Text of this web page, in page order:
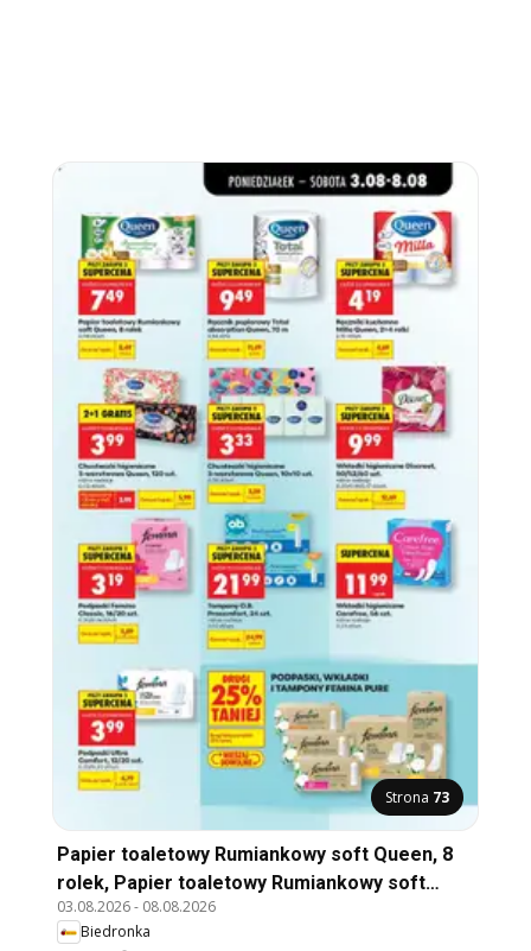
Strona 73
Papier toaletowy Rumiankowy soft Queen, 8
rolek, Papier toaletowy Rumiankowy soft
Queen, 8 rolek
03.08.2026- 08.08.2026
Biedronka